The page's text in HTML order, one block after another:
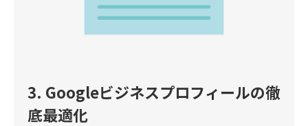
3. Googleビジネスプロフィールの徹
底最適化